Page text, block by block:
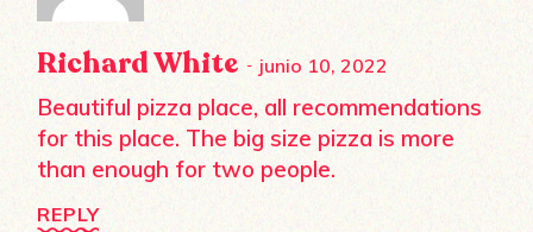
Richard White junio 10, 2022
Beautiful pizza place, all recommendations
for this place. The big size pizza is more
than enough for two people.
REPLY